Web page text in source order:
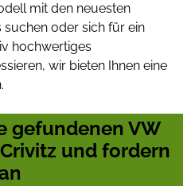
mit den neuesten
oder sich für ein
hochwertiges
wir bieten Ihnen eine
gefundenen VW
und fordern